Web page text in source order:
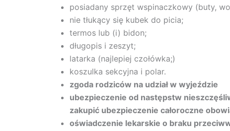
posiadany sprzęt wspinaczkowy (buty,
nie tłukący się kubek do picia;
termos lub (i) bidon;
długopis i zeszyt;
latarka (najlepiej czołówka;)
koszulka sekcyjna i polar.
zgoda rodziców na udział w wyjeździe
ubezpieczenie od następstw
zakupić ubezpieczenie całoroczne
oświadczenie lekarskie o braku